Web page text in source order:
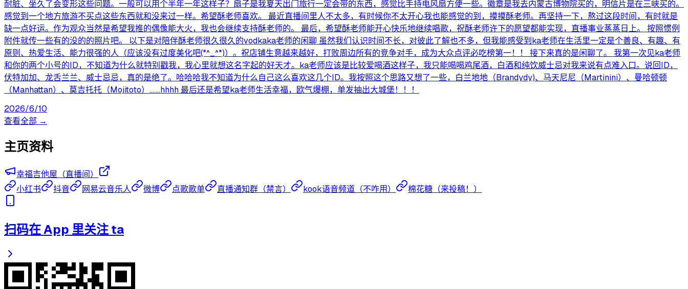
耐脏、坐久了会变形这些问题。一般可以用个半年一年这样子？扇子是我夏天出门旅行一定会带的东西，感觉比手持电风扇方便一些。徽章是我去内蒙古博物院买的，明信片是在三峡买的。
感觉到一个地方旅游不买点这些东西就和没来过一样。希望酥老师喜欢。 最近直播间里人不太多，有时候你不太开心我也能感觉的到，摸摸酥老师。再坚持一下，熬过这段时间，有时就是
缺一点好运。作为观众当然是希望我推的偶像能大火，我也会继续支持酥老师的。 最后，希望酥老师能开心快乐地继续唱歌，祝酥老师许下的愿望都能实现，直播事业蒸蒸日上。 按照惯例
附件就传一些有的没的的照片吧。 以下是对陪伴酥老师很久很久的vodkaka老师的闲聊 虽然我们认识时间不长，对彼此了解也不多，但我能感受到ka老师在生活里一定是个善良、有趣、有
原则、热爱生活、能力很强的人（应该没有过度美化吧(*^_^*)）。祝店铺生意越来越好，打败周边所有的竞争对手，成为大众点评必吃榜第一！！ 接下来真的是闲聊了。 我第一次见ka老师
和你的两个小号的ID，不知道为什么就特别戳我，我心里就想这名字起的好天才。ka老师应该是比较爱喝酒这样子，我只能喝喝鸡尾酒，白酒和纯饮威士忌对我来说有点难入口。说回ID，
伏特加加、龙舌兰兰、威士忌忌，真的是绝了。哈哈哈我不知道为什么自己这么喜欢这几个ID。我按照这个思路又想了一些，白兰地地（Brandydy)、马天尼尼（Martinini）、曼哈顿顿
（Manhattan）、莫吉托托（Mojitoto）.......hhhh 最后还是希望ka老师生活幸福，欧气爆棚，单发抽出大城堡！！！
2026/6/10
查看全部 →
主页资料
幸福吉他屋（直播间）
小红书
抖音 网易云音乐人 微博 点歌歌单 直播通知群（禁言） kook语音频道（不咋用） 棉花糖（来投稿！）
扫码在 App 里关注 ta